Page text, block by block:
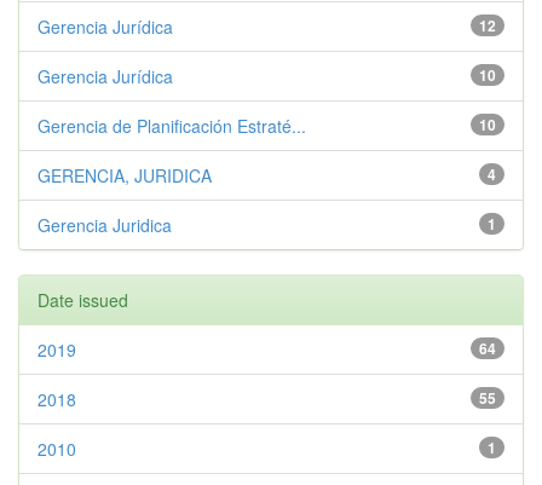
12
Gerencia Jurídica
10
Gerencia Jurídica
10
Gerencia de Planificación Estraté...
4
GERENCIA, JURIDICA
1
Gerencia Juridica
Date issued
64
2019
55
2018
1
2010